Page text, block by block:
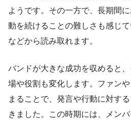
ようです。その一方で、長期間
動を続けることの難しさも感じ
などから読み取れます。
バンドが大きな成功を収めると
場や役割も変化します。ファン
まることで、発言や行動に対す
きました。この時期には、メン